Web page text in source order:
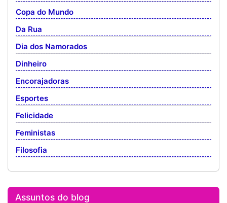
Copa do Mundo
Da Rua
Dia dos Namorados
Dinheiro
Encorajadoras
Esportes
Felicidade
Feministas
Filosofia
Assuntos do blog